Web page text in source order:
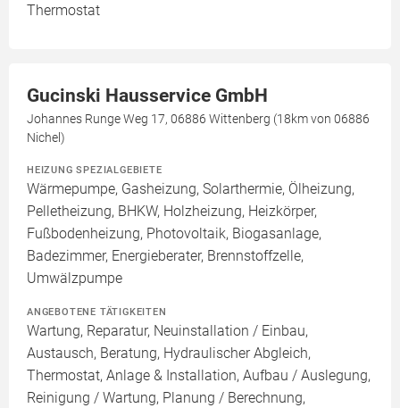
Thermostat
Gucinski Hausservice GmbH
Johannes Runge Weg 17, 06886 Wittenberg (18km von 06886
Nichel)
HEIZUNG SPEZIALGEBIETE
Wärmepumpe, Gasheizung, Solarthermie, Ölheizung,
Pelletheizung, BHKW, Holzheizung, Heizkörper,
Fußbodenheizung, Photovoltaik, Biogasanlage,
Badezimmer, Energieberater, Brennstoffzelle,
Umwälzpumpe
ANGEBOTENE TÄTIGKEITEN
Wartung, Reparatur, Neuinstallation / Einbau,
Austausch, Beratung, Hydraulischer Abgleich,
Thermostat, Anlage & Installation, Aufbau / Auslegung,
Reinigung / Wartung, Planung / Berechnung,